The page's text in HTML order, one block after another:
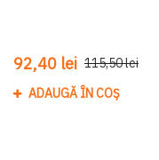
92,40 lei 115,50 lei
ADAUGĂ ÎN COȘ